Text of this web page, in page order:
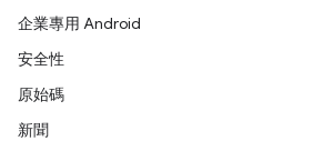
企業專用 Android
安全性
原始碼
新聞